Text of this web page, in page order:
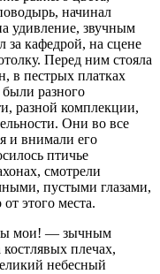
начинал
удивление, звучным
кафедрой, на сцене
Перед ним стояла
в пестрых платках
разного
разной комплекции,
Они во все
и внимали его
птичье
смотрели
пустыми глазами,
этого места.
мои! — зычным
плечах,
небесный